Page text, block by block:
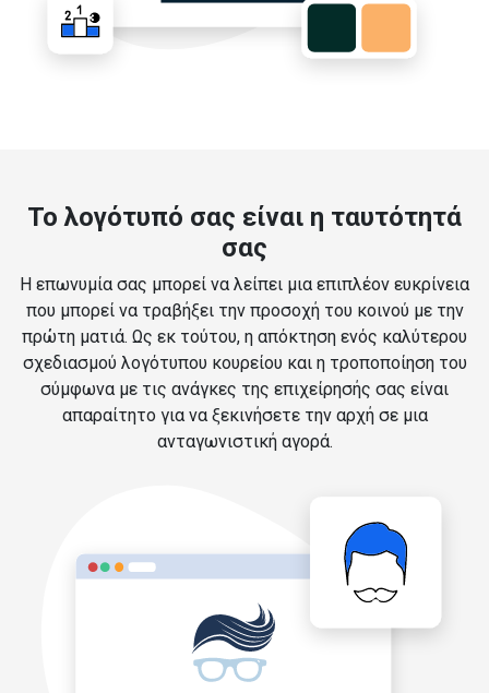
Το λογότυπό σας είναι η ταυτότητά
σας
Η επωνυμία σας μπορεί να λείπει μια επιπλέον ευκρίνεια
που μπορεί να τραβήξει την προσοχή του κοινού με την
πρώτη ματιά. Ως εκ τούτου, η απόκτηση ενός καλύτερου
σχεδιασμού λογότυπου κουρείου και η τροποποίηση του
σύμφωνα με τις ανάγκες της επιχείρησής σας είναι
απαραίτητο για να ξεκινήσετε την αρχή σε μια
ανταγωνιστική αγορά.